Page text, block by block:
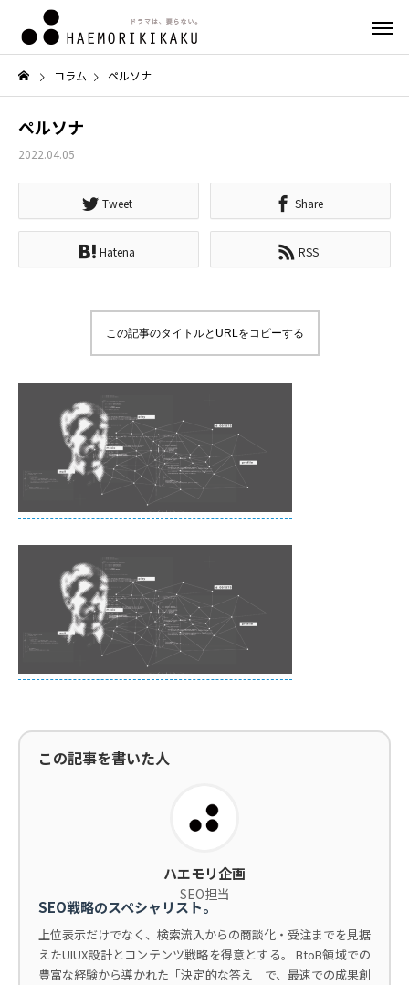
コラム ペルソナ
ペルソナ
2022.04.05
Tweet Share
Hatena RSS
この記事のタイトルとURLをコピーする
この記事を書いた人
ハエモリ企画
SEO担当
SEO戦略のスペシャリスト。
上位表示だけでなく、検索流入からの商談化・受注までを見据
えたUIUX設計とコンテンツ戦略を得意とする。 BtoB領域での
豊富な経験から導かれた「決定的な答え」で、最速での成果創